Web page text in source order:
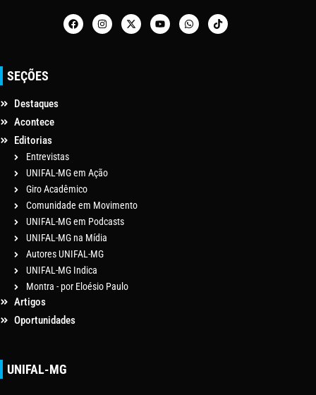
SEÇÕES
Destaques
Acontece
Editorias
Entrevistas
UNIFAL-MG em Ação
Giro Acadêmico
Comunidade em Movimento
UNIFAL-MG em Podcasts
UNIFAL-MG na Mídia
Autores UNIFAL-MG
UNIFAL-MG Indica
Montra - por Eloésio Paulo
Artigos
Oportunidades
UNIFAL-MG